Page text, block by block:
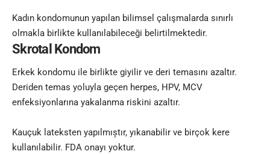
Kadın kondomunun yapılan bilimsel çalışmalarda sınırlı
olmakla birlikte kullanılabileceği belirtilmektedir.
Skrotal Kondom
Erkek kondomu ile birlikte giyilir ve deri temasını azaltır.
Deriden temas yoluyla geçen herpes, HPV, MCV
enfeksiyonlarına yakalanma riskini azaltır.
Kauçuk lateksten yapılmıștır, yıkanabilir ve birçok kere
kullanılabilir. FDA onayı yoktur.